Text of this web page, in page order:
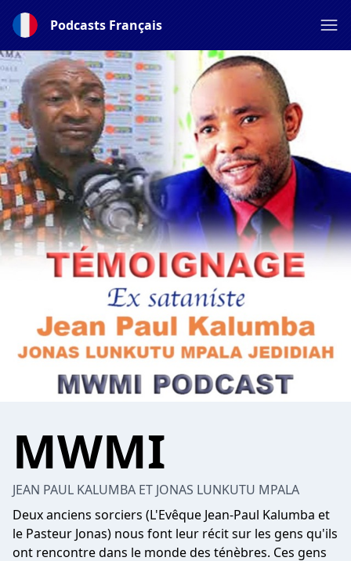
Podcasts Français
MWMI
JEAN PAUL KALUMBA ET JONAS LUNKUTU MPALA
Deux anciens sorciers (L'Evêque Jean-Paul Kalumba et
le Pasteur Jonas) nous font leur récit sur les gens qu'ils
ont rencontre dans le monde des ténèbres. Ces gens